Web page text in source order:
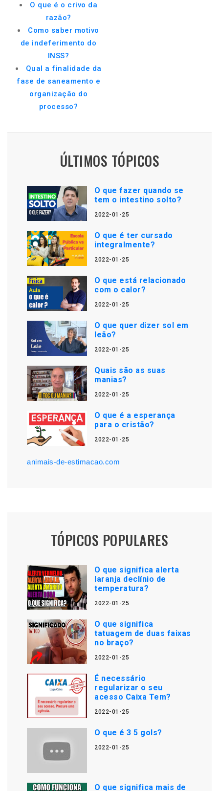
O que é o crivo da
razão?
Como saber motivo
de indeferimento do
INSS?
Qual a finalidade da
fase de saneamento e
organização do
processo?
ÚLTIMOS TÓPICOS
O que fazer quando se
tem o intestino solto?
2022-01-25
O que é ter cursado
integralmente?
2022-01-25
O que está relacionado
com o calor?
2022-01-25
O que quer dizer sol em
leão?
2022-01-25
Quais são as suas
manias?
2022-01-25
O que é a esperança
para o cristão?
2022-01-25
animais-de-estimacao.com
TÓPICOS POPULARES
O que significa alerta
laranja declínio de
temperatura?
2022-01-25
O que significa
tatuagem de duas faixas
no braço?
2022-01-25
É necessário
regularizar o seu
acesso Caixa Tem?
2022-01-25
O que é 3 5 gols?
2022-01-25
O que significa mais de